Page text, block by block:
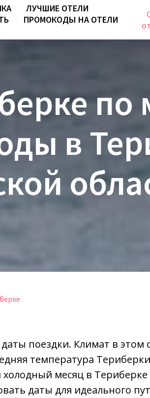
ЛУЧШИЕ ОТЕЛИ
ПРОМОКОДЫ НА ОТЕЛИ
по
в
поездки. Климат в этом
температура
месяц в
даты для идеального